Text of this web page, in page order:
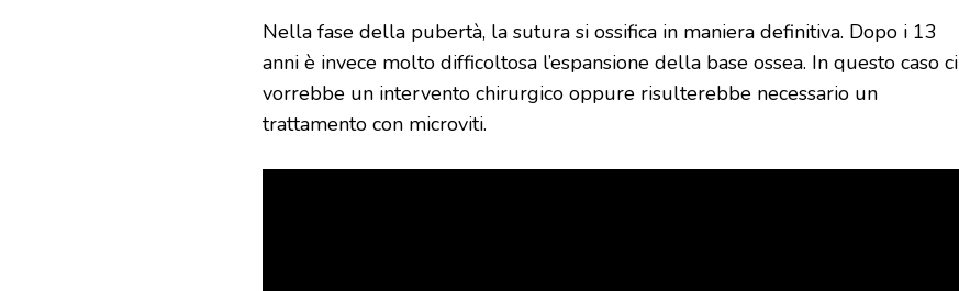
Nella fase della pubertà, la sutura si ossifica in maniera definitiva. Dopo i 13
anni è invece molto difficoltosa l’espansione della base ossea. In questo caso ci
vorrebbe un intervento chirurgico oppure risulterebbe necessario un
trattamento con microviti.